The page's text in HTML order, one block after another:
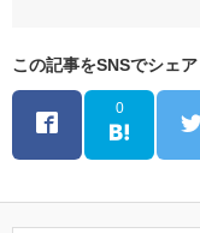
この記事をSNSでシェア
0